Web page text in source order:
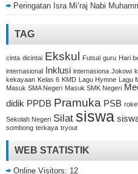
Peringatan Isra Mi’raj Nabi
TAG
cinta dicintai Ekskul Futsal guru Hari
internasional
Inklusi internasiona Jokowi
kekayaan Kelas 6 KMD Lagu Hymne Lagu
Masuk SMA Negeri Masuk SMK Negeri
didik PPDB Pramuka PSB
Sekolah Negeri Silat siswa
sombong terkaya tryout
WEB STATISTIK
Online Visitors: 12